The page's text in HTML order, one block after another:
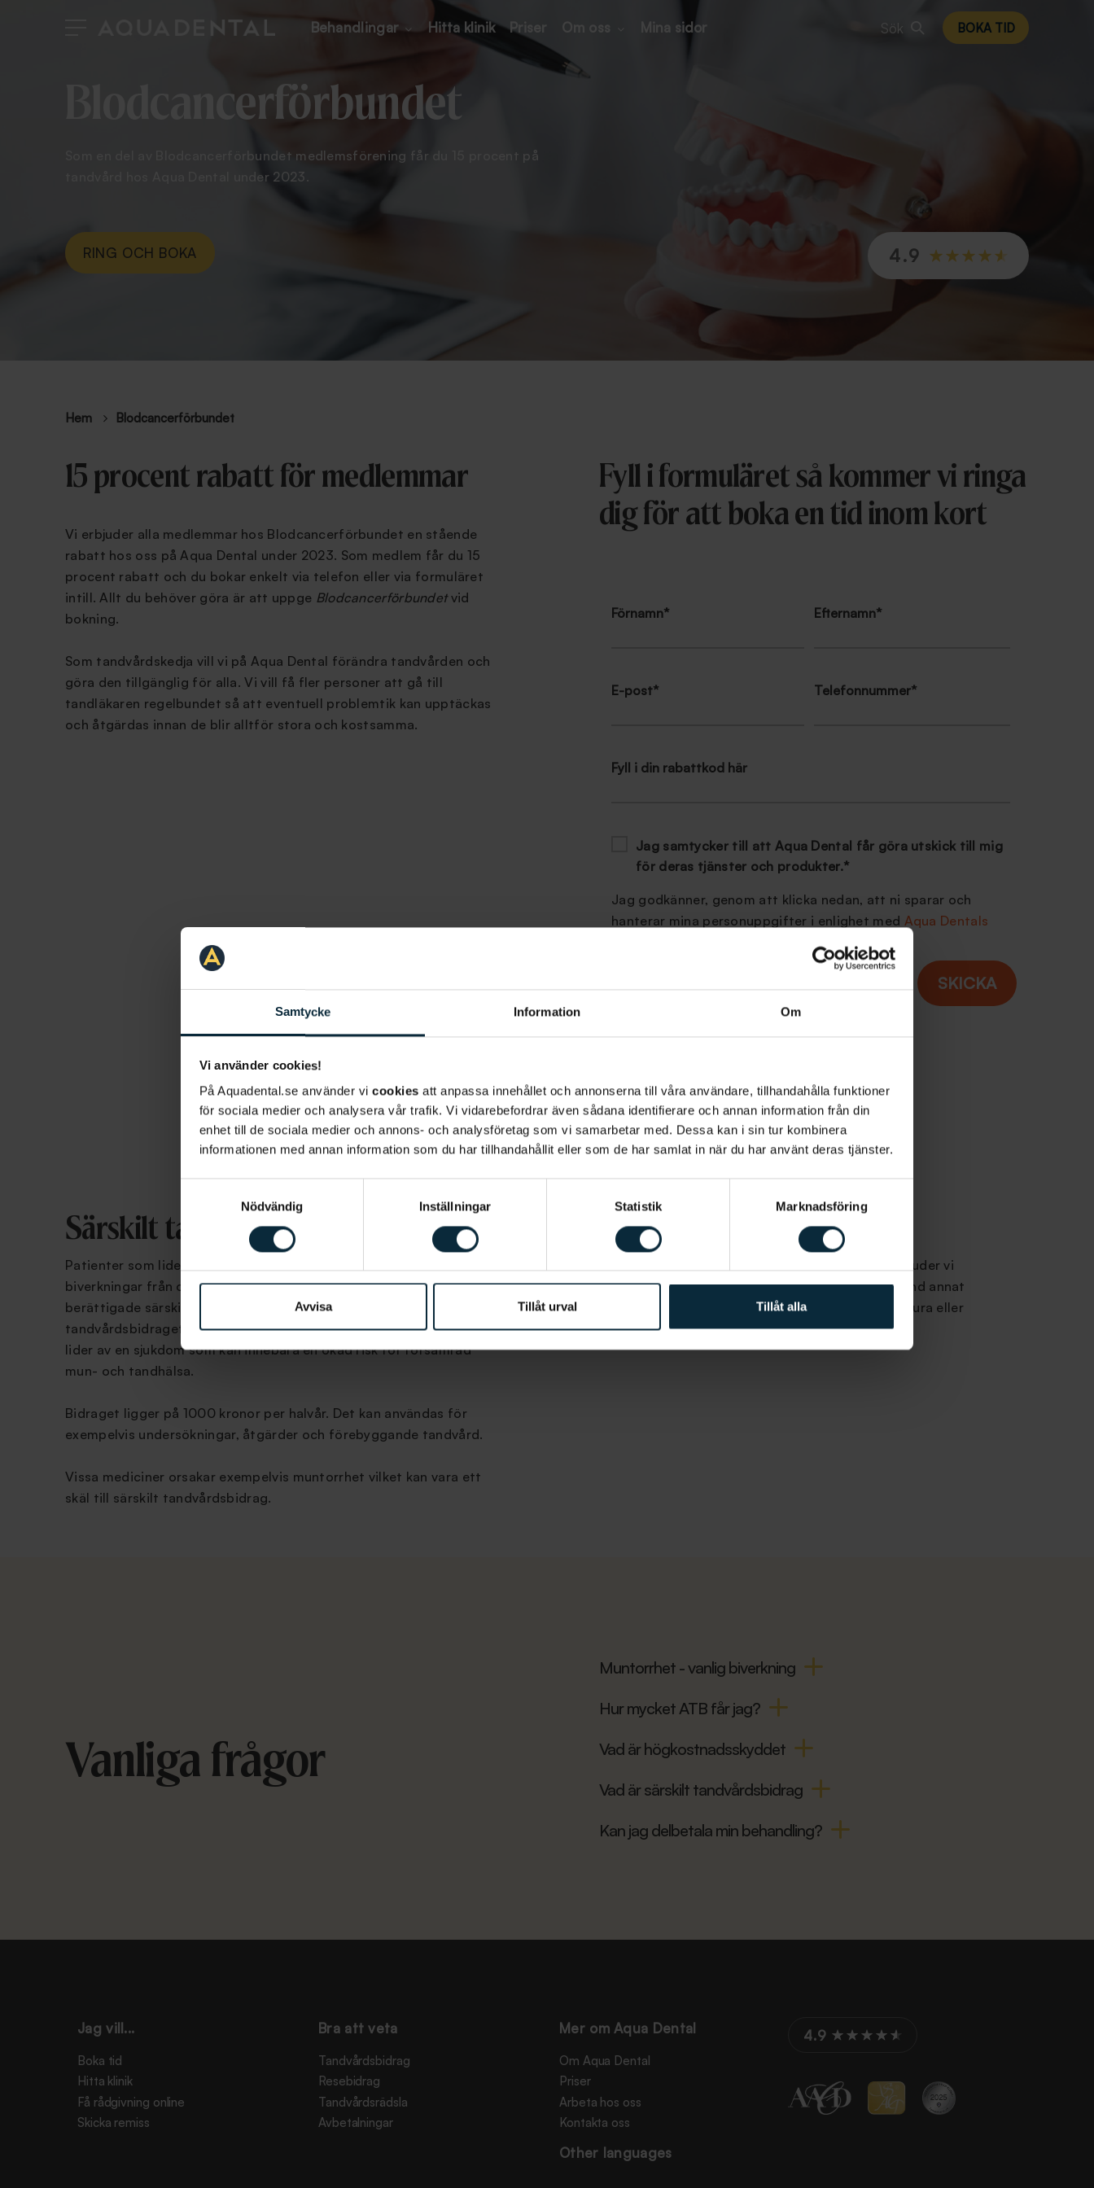
Samtycke Information Om
Vi använder cookies!
På Aquadental.se använder vi cookies att anpassa innehållet och annonserna till våra användare, tillhandahålla funktioner
för sociala medier och analysera vår trafik. Vi vidarebefordrar även sådana identifierare och annan information från din
enhet till de sociala medier och annons- och analysföretag som vi samarbetar med. Dessa kan i sin tur kombinera
informationen med annan information som du har tillhandahållit eller som de har samlat in när du har använt deras tjänster.
Nödvändig
Inställningar Statistik Marknadsföring
Avvisa Tillåt urval Tillåt alla
Behandlingar Hitta klinik Priser Om oss Mina sidor Sök BOKA TID
Blodcancerförbundet
Som en del av Blodcancerförbundet medlemsförening får du 15 procent på
tandvård hos Aqua Dental under 2023.
RING OCH BOKA 4.9
Hem Blodcancerförbundet
15 procent rabatt för medlemmar
Vi erbjuder alla medlemmar hos Blodcancerförbundet en stående
rabatt hos oss på Aqua Dental under 2023. Som medlem får du 15
procent rabatt och du bokar enkelt via telefon eller via formuläret
intill. Allt du behöver göra är att uppge Blodcancerförbundetvid
bokning.
Som tandvårdskedja vill vi på Aqua Dental förändra tandvården och
göra den tillgänglig för alla. Vi vill få fler personer att gå till
tandläkaren regelbundet så att eventuell problemtik kan upptäckas
och åtgärdas innan de blir alltför stora och kostsamma.
Fyll i formuläret så kommer vi ringa
dig för att boka en tid inom kort
Förnamn* Efternamn*
E-post* Telefonnummer*
Fyll i din rabattkod här
Jag samtycker till att Aqua Dental får göra utskick till mig
för deras tjänster och produkter.*
Jag godkänner, genom att klicka nedan, att ni sparar och
hanterar mina personuppgifter i enlighet med Aqua Dentals
för att hantera ditt ärende.
Särskilt tandvårdsbidrag
Patienter som lider av blodcancer är ofta drabbade av olika
biverkningar från olika mediciner, vilket kan göra att de är
berättigade särskilt tandvårdsbidrag. Det särskilda
tandvårdsbidraget är ett bidrag som är till för de patienter som
lider av en sjukdom som kan innebära en ökad risk för försämrad
mun- och tandhälsa.
Bidraget ligger på 1000 kronor per halvår. Det kan användas för
exempelvis undersökningar, åtgärder och förebyggande tandvård.
Vissa mediciner orsakar exempelvis muntorrhet vilket kan vara ett
skäl till särskilt tandvårdsbidrag.
Betalningsalternativ
Som ett steg i att tillgängliggöra tandvården erbjuder vi
våra patienter flera olikabetalningslösningar. Bland annat
kan du som patient välja att betala direkt, på faktura eller
dela upp kostnaden för din betalning.
Vanliga frågor
Muntorrhet - vanlig biverkning
Hur mycket ATB får jag?
Vad är högkostnadsskyddet
Vad är särskilt tandvårdsbidrag
Kan jag delbetala min behandling?
Jag vill...
Boka tid
Hitta klinik
Få rådgivning online
Skicka remiss
Bra att veta
Tandvårdsbidrag
Resebidrag
Tandvårdsrädsla
Avbetalningar
Mer om Aqua Dental
Om Aqua Dental
Priser
Arbeta hos oss
Kontakta oss
Other languages
4.9